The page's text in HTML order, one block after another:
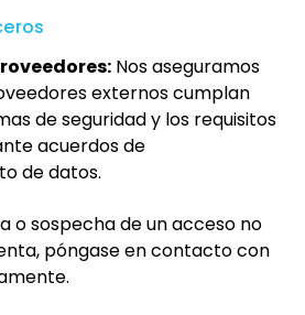
Nos aseguramos
externos cumplan
de seguridad y los requisitos
acuerdos de
de datos.
o sospecha de un acceso no
póngase en contacto con